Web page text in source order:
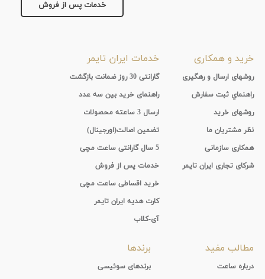
خدمات پس از فروش
خرید و همکاری
روشهای ارسال و رهگیری
راهنماي ثبت سفارش
روشهای خرید
نظر مشتریان ما
همکاری سازمانی
شرکای تجاری ایران تایمر
خدمات ایران تایمر
گارانتی 30 روز ضمانت بازگشت
راهنمای خرید بین سه عدد
ارسال 3 ساعته محصولات
تضمین اصالت(اورجینال)
5 سال گارانتی ساعت مچی
خدمات پس از فروش
خرید اقساطی ساعت مچی
کارت هدیه ایران تایمر
آی-کلاب
مطالب مفید
درباره ساعت
برندها
برندهای سوئیسی